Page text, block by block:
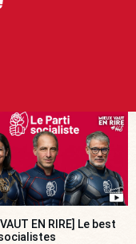
EN RIRE] Le best